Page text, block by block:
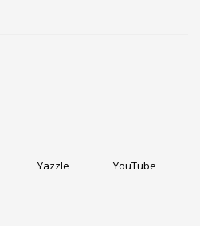
Yazzle YouTube